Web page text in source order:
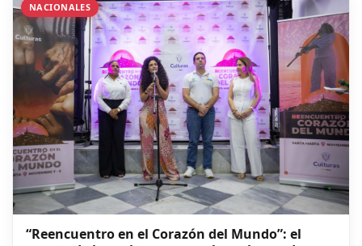
NACIONALES
“Reencuentro en el Corazón del Mundo”: el